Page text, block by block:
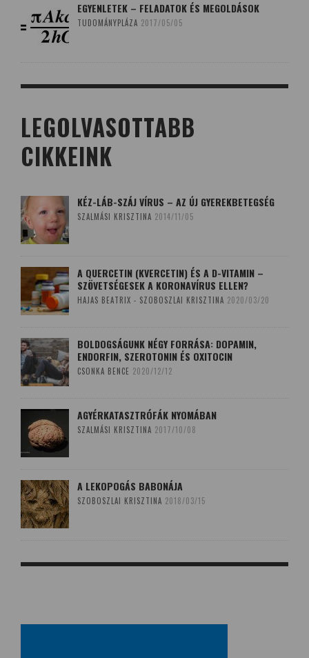
EGYENLETEK – FELADATOK ÉS MEGOLDÁSOK
TUDOMÁNYPLÁZA 2017/05/05
LEGOLVASOTTABB
CIKKEINK
KÉZ-LÁB-SZÁJ VÍRUS – AZ ÚJ GYEREKBETEGSÉG
SZALMÁSI KRISZTINA 2014/11/05
A QUERCETIN (KVERCETIN) ÉS A D-VITAMIN –
SZÖVETSÉGESEK A KORONAVÍRUS ELLEN?
HAJAS BEATRIX - SZOBOSZLAI KRISZTINA 2020/03/20
BOLDOGSÁGUNK NÉGY FORRÁSA: DOPAMIN,
ENDORFIN, SZEROTONIN ÉS OXITOCIN
CSONKA BENCE 2020/12/12
AGYÉRKATASZTRÓFÁK NYOMÁBAN
SZALMÁSI KRISZTINA 2017/10/08
A LEKOPOGÁS BABONÁJA
SZOBOSZLAI KRISZTINA 2018/03/15